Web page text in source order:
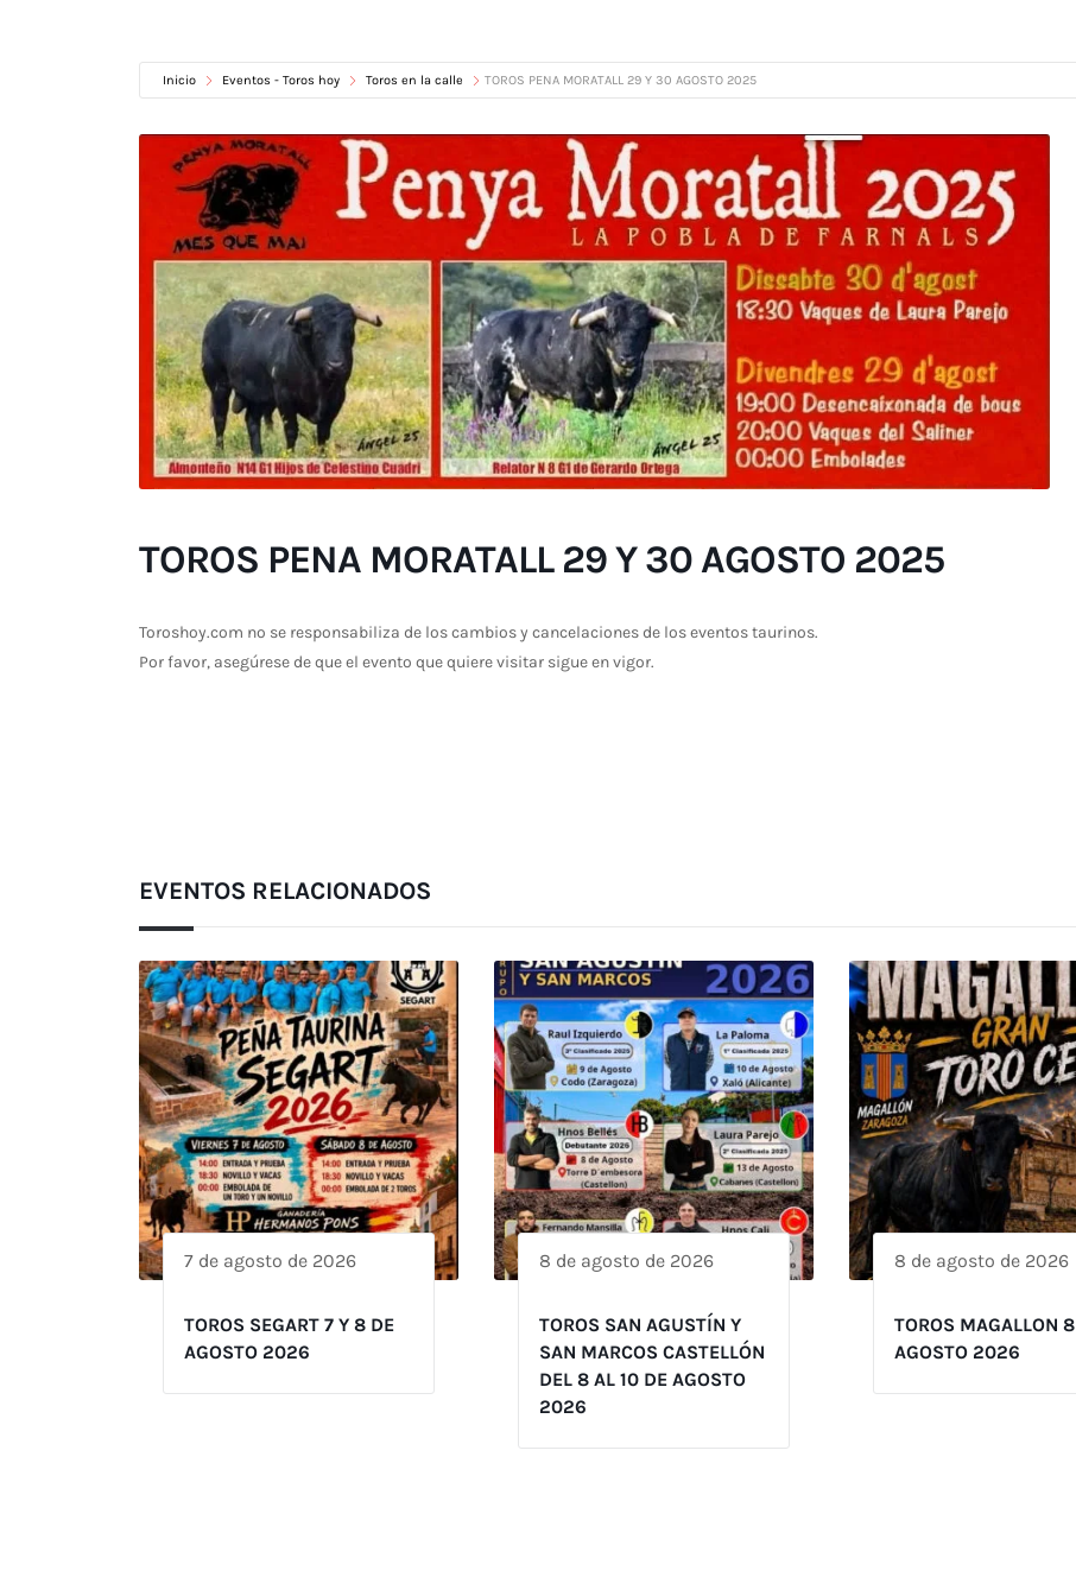
Inicio Eventos - Toros hoy Toros en la calle TOROS PENA MORATALL 29 Y 30 AGOSTO 2025
TOROS PENA MORATALL 29 Y 30 AGOSTO 2025
Toroshoy.com no se responsabiliza de los cambios y cancelaciones de los eventos taurinos.
Por favor, asegúrese de que el evento que quiere visitar sigue en vigor.
EVENTOS RELACIONADOS
7 de agosto de 2026
TOROS SEGART 7 Y 8 DE
AGOSTO 2026
8 de agosto de 2026
TOROS SAN AGUSTÍN Y
SAN MARCOS CASTELLÓN
DEL 8 AL 10 DE AGOSTO
2026
8 de agosto de 2026
TOROS MAGALLON 8
AGOSTO 2026